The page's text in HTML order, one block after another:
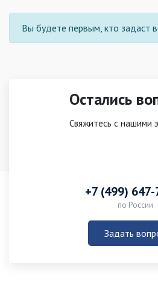
Вы будете первым, кто задаст
Остались
Свяжитесь с нашими
+7 (499)
по России
Задать